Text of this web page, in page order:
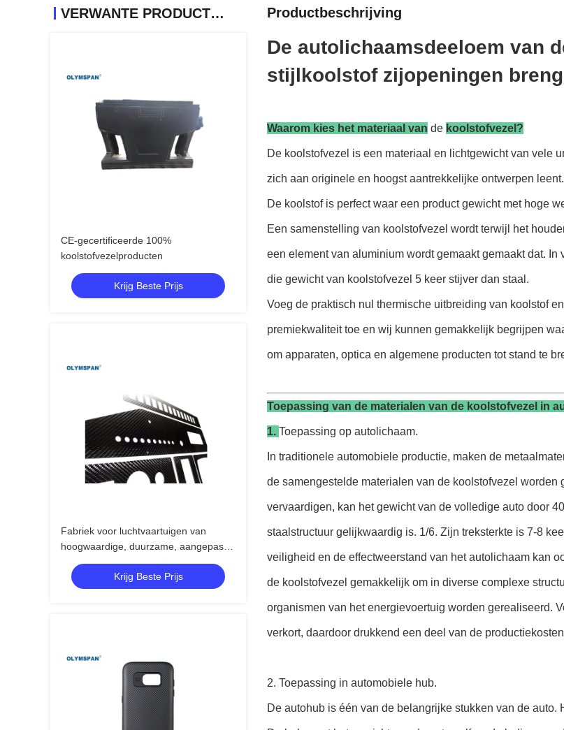
VERWANTE PRODUCTEN
CE-gecertificeerde 100%
koolstofvezelproducten
Krijg Beste Prijs
Fabriek voor luchtvaartuigen van
hoogwaardige, duurzame, aangepaste
koolstofvezels
Krijg Beste Prijs
Productbeschrijving
De autolichaamsdeeloem van
stijlkoolstof zijopeningen
Waarom kies het materiaal van de koolstofvezel?
De koolstofvezel is een materiaal en lichtgewicht van vele
zich aan originele en hoogst aantrekkelijke ontwerpen leent.
De koolstof is perfect waar een product gewicht met hoge
Een samenstelling van koolstofvezel wordt terwijl het
een element van aluminium wordt gemaakt gemaakt dat.
die gewicht van koolstofvezel 5 keer stijver dan staal.
Voeg de praktisch nul thermische uitbreiding van koolstof
premiekwaliteit toe en wij kunnen gemakkelijk begrijpen
om apparaten, optica en algemene producten tot stand te
Toepassing van de materialen van de koolstofvezel in
1. Toepassing op autolichaam.
In traditionele automobiele productie, maken de
de samengestelde materialen van de koolstofvezel
vervaardigen, kan het gewicht van de volledige auto door
staalstructuur gelijkwaardig is. 1/6. Zijn treksterkte is 7-8
veiligheid en de effectweerstand van het autolichaam kan
de koolstofvezel gemakkelijk om in diverse complexe
organismen van het energievoertuig worden gerealiseerd.
verkort, daardoor drukkend een deel van de
2. Toepassing in automobiele hub.
De autohub is één van de belangrijke stukken van de